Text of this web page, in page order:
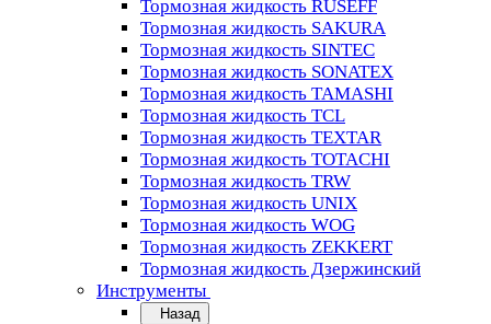
Тормозная жидкость RUSEFF
Тормозная жидкость SAKURA
Тормозная жидкость SINTEC
Тормозная жидкость SONATEX
Тормозная жидкость TAMASHI
Тормозная жидкость TCL
Тормозная жидкость TEXTAR
Тормозная жидкость TOTACHI
Тормозная жидкость TRW
Тормозная жидкость UNIX
Тормозная жидкость WOG
Тормозная жидкость ZEKKERT
Тормозная жидкость Дзержинский
Инструменты
Назад